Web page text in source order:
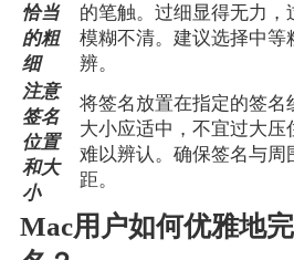
恰当
的粗
细
的笔触。过细显得无力
模糊不清。建议选择中等
辨。
注意
签名
位置
和大
小
将签名放置在指定的签名
大小应适中，不宜过大
难以辨认。确保签名与周
距。
Mac用户如何优雅地